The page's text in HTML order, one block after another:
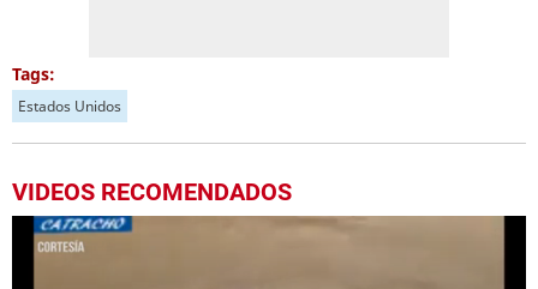
Tags:
Estados Unidos
VIDEOS RECOMENDADOS